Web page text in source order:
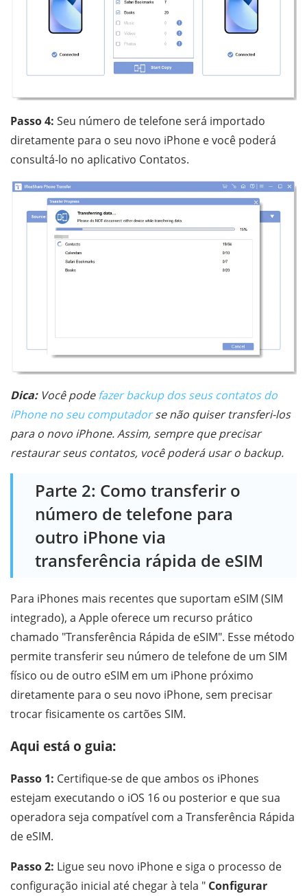
Passo 4: Seu número de telefone será importado
diretamente para o seu novo iPhone e você poderá
consultá-lo no aplicativo Contatos.
Dica:Você pode fazer backup dos seus contatos do
iPhone no seu computadorse não quiser transferi-los
para o novo iPhone. Assim, sempre que precisar
restaurar seus contatos, você poderá usar o backup.
Parte 2: Como transferir o
número de telefone para
outro iPhone via
transferência rápida de eSIM
Para iPhones mais recentes que suportam eSIM (SIM
integrado), a Apple oferece um recurso prático
chamado "Transferência Rápida de eSIM". Esse método
permite transferir seu número de telefone de um SIM
físico ou de outro eSIM em um iPhone próximo
diretamente para o seu novo iPhone, sem precisar
trocar fisicamente os cartões SIM.
Aqui está o guia:
Passo 1: Certifique-se de que ambos os iPhones
estejam executando o iOS 16 ou posterior e que sua
operadora seja compatível com a Transferência Rápida
de eSIM.
Passo 2: Ligue seu novo iPhone e siga o processo de
configuração inicial até chegar à tela " Configurar